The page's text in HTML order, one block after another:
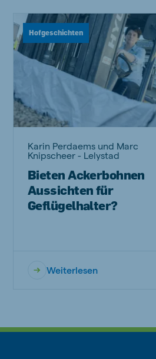
Hofgeschichten
Karin Perdaems und Marc
Knipscheer - Lelystad
Bieten Ackerbohnen
Aussichten für
Geflügelhalter?
Weiterlesen